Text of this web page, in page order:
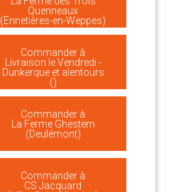
Quenneaux
(Ennetières-en-Weppes)
Commander à
Livraison le Vendredi -
Dunkerque et alentours
()
Commander à
La Ferme Ghestem
(Deulémont)
Commander à
CS Jacquard